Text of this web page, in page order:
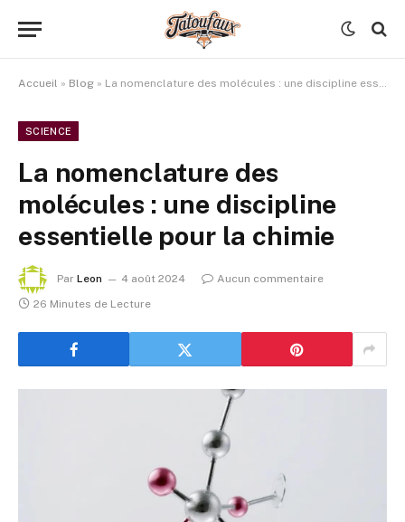
Accueil » Blog » La nomenclature des molécules : une discipline essentielle pour la chimie
SCIENCE
La nomenclature des
molécules : une discipline
essentielle pour la chimie
Par Leon 4 août 2024
Aucun commentaire
26 Minutes de Lecture